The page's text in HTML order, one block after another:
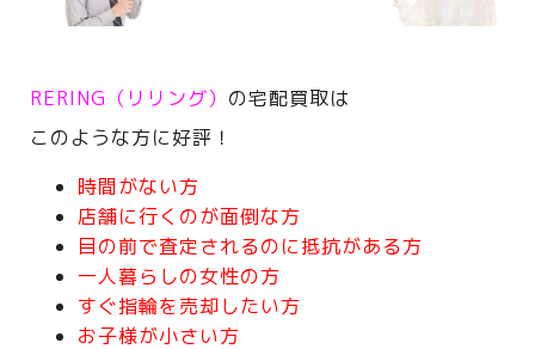
RERING（リリング） の宅配買取は
このような方に好評！
時間がない方
店舗に行くのが面倒な方
目の前で査定されるのに抵抗がある方
一人暮らしの女性の方
すぐ指輪を売却したい方
お子様が小さい方